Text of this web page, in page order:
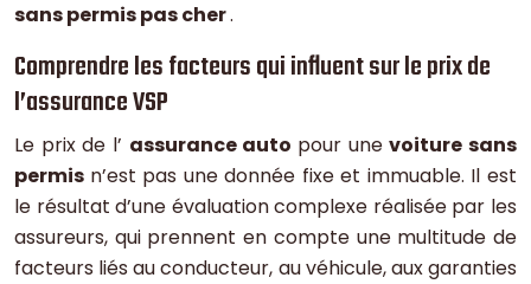
sans permis pas cher.
Comprendre les facteurs qui influent sur le prix de
l’assurance VSP
Le prix de l’ assurance auto pour unevoiture sans
permis n’est pas une donnée fixe et immuable. Il est
le résultat d’une évaluation complexe réalisée par les
assureurs, qui prennent en compte une multitude de
facteurs liés au conducteur, au véhicule, aux garanties